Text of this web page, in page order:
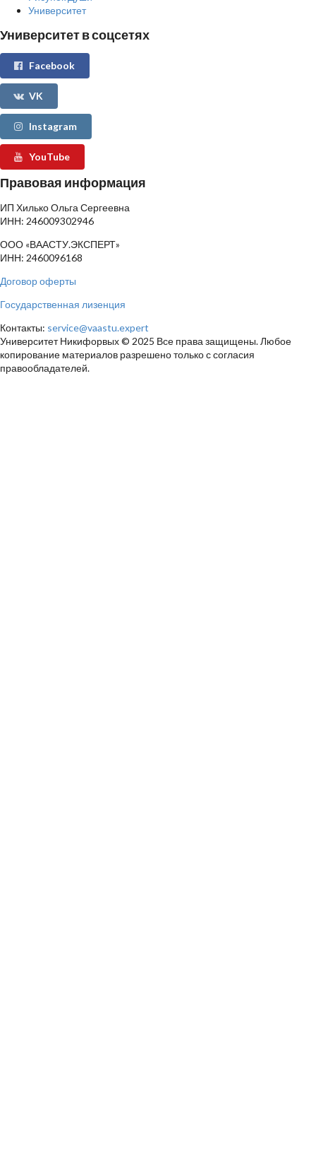
Университет
Университет в соцсетях
Facebook
VK
Instagram
YouTube
Правовая информация
ИП Хилько Ольга Сергеевна
ИНН: 246009302946
ООО «ВААСТУ.ЭКСПЕРТ»
ИНН: 2460096168
Договор оферты
Государственная лизенция
Контакты: service@vaastu.expert
Университет Никифорвых © 2025 Все права защищены. Любое
копирование материалов разрешено только с согласия
правообладателей.